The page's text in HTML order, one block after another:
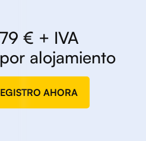
€ + IVA
alojamiento
AHORA